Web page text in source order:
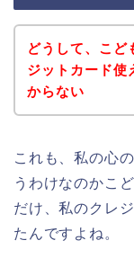
どうして、こど
ジットカード使
からない
これも、私の心
うわけなのかこ
だけ、私のクレ
たんですよね。